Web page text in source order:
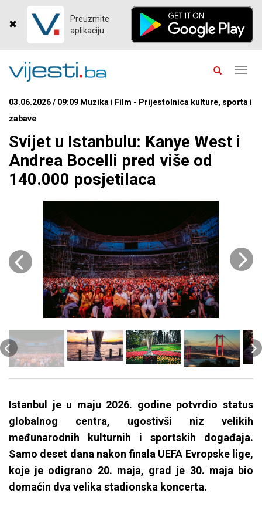
Preuzmite
aplikaciju
03.06.2026 / 09:09 Muzika i Film - Prijestolnica kulture, sporta i
zabave
Svijet u Istanbulu: Kanye West i
Andrea Bocelli pred više od
140.000 posjetilaca
Istanbul je u maju 2026. godine potvrdio status
globalnog centra, ugostivši niz velikih
međunarodnih kulturnih i sportskih događaja.
Samo deset dana nakon finala UEFA Evropske lige,
koje je odigrano 20. maja, grad je 30. maja bio
domaćin dva velika stadionska koncerta.